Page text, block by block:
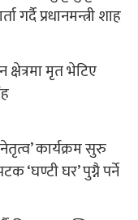
गर्दै प्रधानमन्त्री शाह
मृत भेटिए
कार्यक्रम सुरु
‘घण्टी घर’ पुग्नै पर्ने